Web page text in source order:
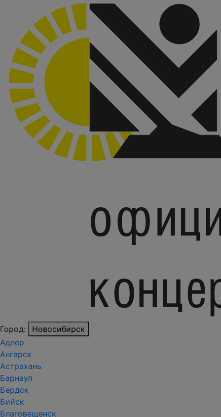
Город:
Новосибирск
Адлер
Ангарск
Астрахань
Барнаул
Бердск
Бийск
Благовещенск